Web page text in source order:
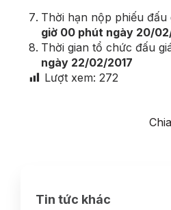
Thời hạn nộp phiếu đấu
giờ 00 phút ngày 20/
Thời gian tổ chức đấu
ngày 22/02/2017
Lượt xem: 272
Tin tức khác